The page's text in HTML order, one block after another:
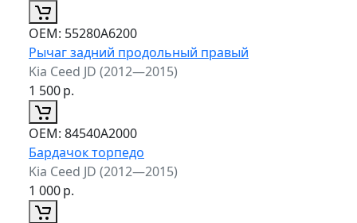
ОЕМ: 55280A6200
Рычаг задний продольный правый
Kia Ceed JD (2012—2015)
1 500р.
ОЕМ: 84540A2000
Бардачок торпедо
Kia Ceed JD (2012—2015)
1 000р.